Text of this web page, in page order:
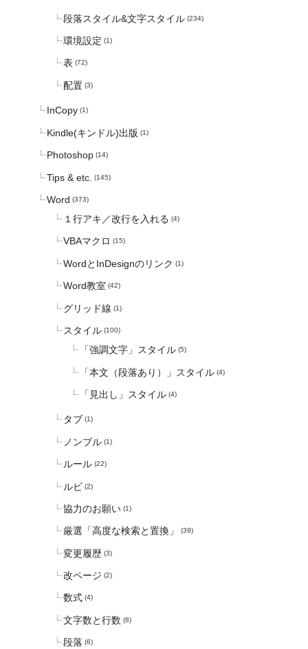
段落スタイル&文字スタイル (234)
環境設定 (1)
表 (72)
配置 (3)
InCopy (1)
Kindle(キンドル)出版 (1)
Photoshop (14)
Tips & etc. (145)
Word (373)
１行アキ／改行を入れる (4)
VBAマクロ (15)
WordとInDesignのリンク (1)
Word教室 (42)
グリッド線 (1)
スタイル (100)
「強調文字」スタイル (5)
「本文（段落あり）」スタイル (4)
「見出し」スタイル (4)
タブ (1)
ノンブル (1)
ルール (22)
ルビ (2)
協力のお願い (1)
厳選「高度な検索と置換」 (39)
変更履歴 (3)
改ページ (2)
数式 (4)
文字数と行数 (8)
段落 (6)